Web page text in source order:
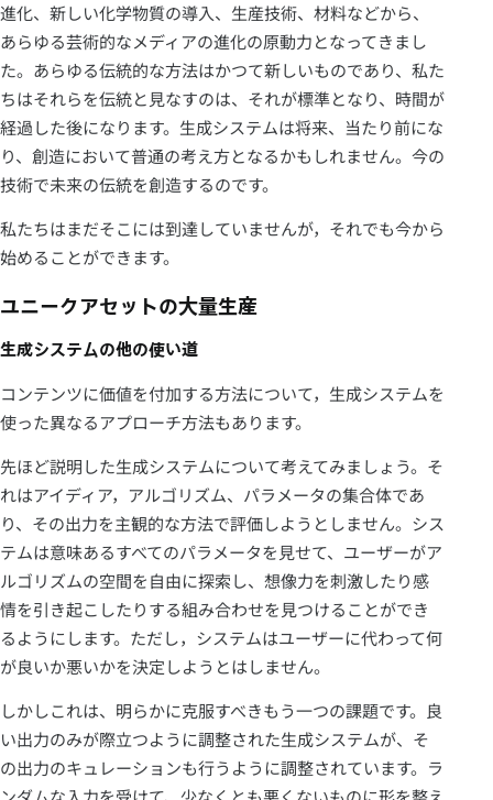
進化、新しい化学物質の導入、生産技術、材料などから、
あらゆる芸術的なメディアの進化の原動力となってきまし
た。あらゆる伝統的な方法はかつて新しいものであり、私た
ちはそれらを伝統と見なすのは、それが標準となり、時間が
経過した後になります。生成システムは将来、当たり前にな
り、創造において普通の考え方となるかもしれません。今の
技術で未来の伝統を創造するのです。
私たちはまだそこには到達していませんが，それでも今から
始めることができます。
ユニークアセットの大量生産
生成システムの他の使い道
コンテンツに価値を付加する方法について，生成システムを
使った異なるアプローチ方法もあります。
先ほど説明した生成システムについて考えてみましょう。そ
れはアイディア，アルゴリズム、パラメータの集合体であ
り、その出力を主観的な方法で評価しようとしません。シス
テムは意味あるすべてのパラメータを見せて、ユーザーがア
ルゴリズムの空間を自由に探索し、想像力を刺激したり感
情を引き起こしたりする組み合わせを見つけることができ
るようにします。ただし，システムはユーザーに代わって何
が良いか悪いかを決定しようとはしません。
しかしこれは、明らかに克服すべきもう一つの課題です。良
い出力のみが際立つように調整された生成システムが、そ
の出力のキュレーションも行うように調整されています。ラ